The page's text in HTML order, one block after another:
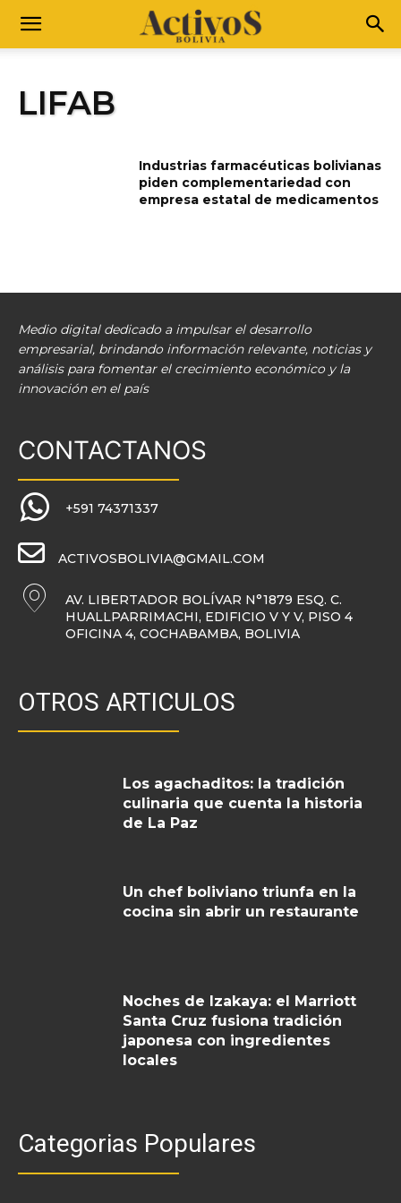
LIFAB
Industrias farmacéuticas bolivianas
piden complementariedad con
empresa estatal de medicamentos
Medio digital dedicado a impulsar el desarrollo
empresarial, brindando información relevante, noticias y
análisis para fomentar el crecimiento económico y la
innovación en el país
CONTACTANOS
+591 74371337
ACTIVOSBOLIVIA@GMAIL.COM
AV. LIBERTADOR BOLÍVAR N°1879 ESQ. C.
HUALLPARRIMACHI, EDIFICIO V Y V, PISO 4
OFICINA 4, COCHABAMBA, BOLIVIA
OTROS ARTICULOS
Los agachaditos: la tradición
culinaria que cuenta la historia
de La Paz
Un chef boliviano triunfa en la
cocina sin abrir un restaurante
Noches de Izakaya: el Marriott
Santa Cruz fusiona tradición
japonesa con ingredientes
locales
Categorias Populares